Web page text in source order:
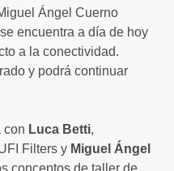
Ángel Cuerno
encuentra a día de hoy
a la conectividad.
y podrá continuar
con Luca Betti,
Filters y Miguel Ángel
conceptos de taller de